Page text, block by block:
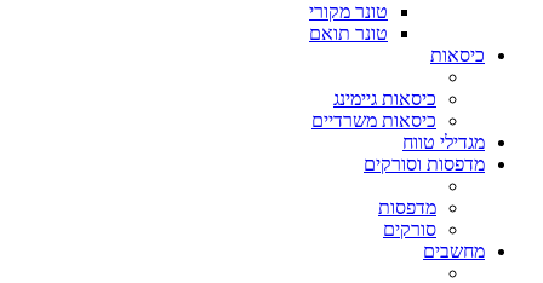
טונר מקורי
טונר תואם
כיסאות
כיסאות גיימינג
כיסאות משרדיים
מגדילי טווח
מדפסות וסורקים
מדפסות
סורקים
מחשבים